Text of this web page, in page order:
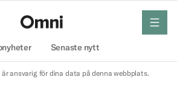
Senaste nytt
meny
ansvarig för dina data på denna webbplats.